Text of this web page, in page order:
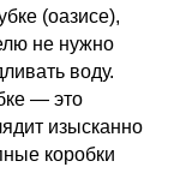
(оазисе),
не нужно
воду.
— это
изысканно
коробки